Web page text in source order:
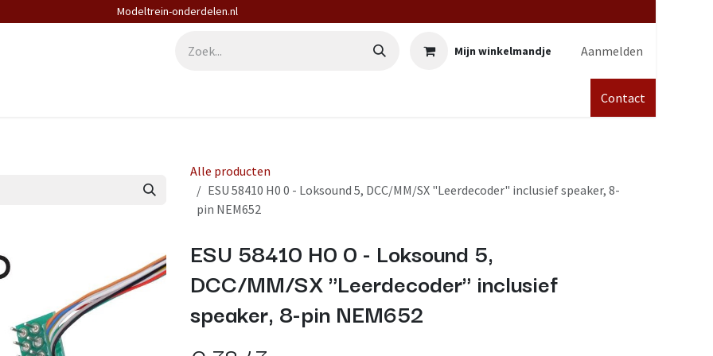
Modeltrein-onderdelen.nl
Mijn winkelmandje Aanmelden
Contact
Alle producten
ESU 58410 H0 0 - Loksound 5, DCC/MM/SX "Leerdecoder" inclusief speaker, 8-
pin NEM652
ESU 58410 H0 0 - Loksound 5,
DCC/MM/SX "Leerdecoder" inclusief
speaker, 8-pin NEM652